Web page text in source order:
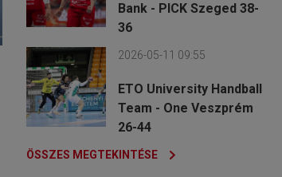
Bank - PICK Szeged 38-
36
2026-05-11 09:55
ETO University Handball
Team - One Veszprém
26-44
ÖSSZES MEGTEKINTÉSE